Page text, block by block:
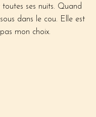
ses nuits. Quand
dans le cou. Elle est
mon choix.